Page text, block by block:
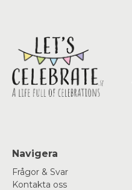
Navigera
Frågor & Svar
Kontakta oss